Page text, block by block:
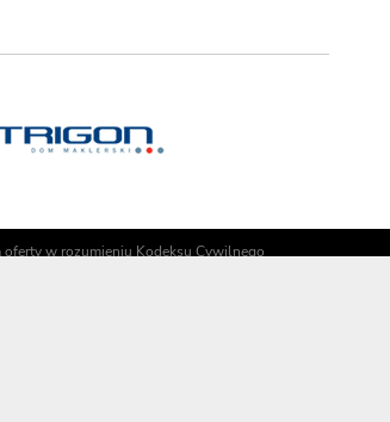
oferty w rozumieniu Kodeksu Cywilnego